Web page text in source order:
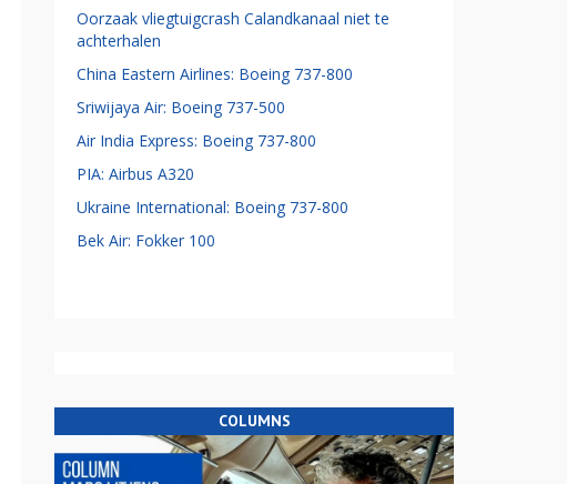
Oorzaak vliegtuigcrash Calandkanaal niet te
achterhalen
China Eastern Airlines: Boeing 737-800
Sriwijaya Air: Boeing 737-500
Air India Express: Boeing 737-800
PIA: Airbus A320
Ukraine International: Boeing 737-800
Bek Air: Fokker 100
COLUMNS